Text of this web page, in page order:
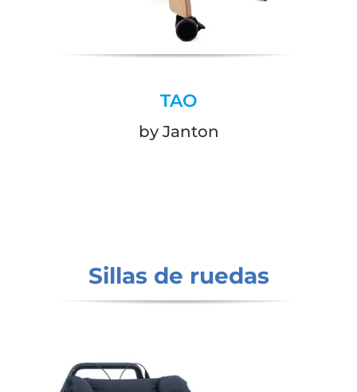
TAO
by Janton
Sillas de ruedas